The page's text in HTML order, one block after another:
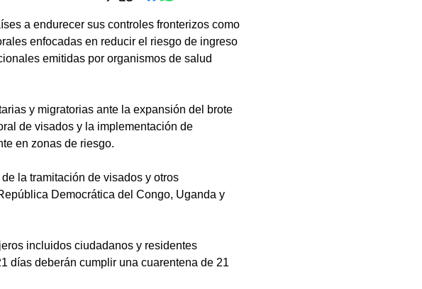
a endurecer sus controles fronterizos como
enfocadas en reducir el riesgo de ingreso
emitidas por organismos de salud
y migratorias ante la expansión del brote
de visados y la implementación de
en zonas de riesgo.
la tramitación de visados y otros
Democrática del Congo, Uganda y
incluidos ciudadanos y residentes
días deberán cumplir una cuarentena de 21